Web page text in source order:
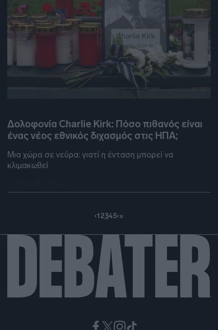
Δολοφονία Charlie Kirk: Πόσο πιθανός είναι
ένας νέος εθνικός διχασμός στις ΗΠΑ;
Μια χώρα σε νεύρα: γιατί η ένταση μπορεί να
κλιμακωθεί
‹12345›»